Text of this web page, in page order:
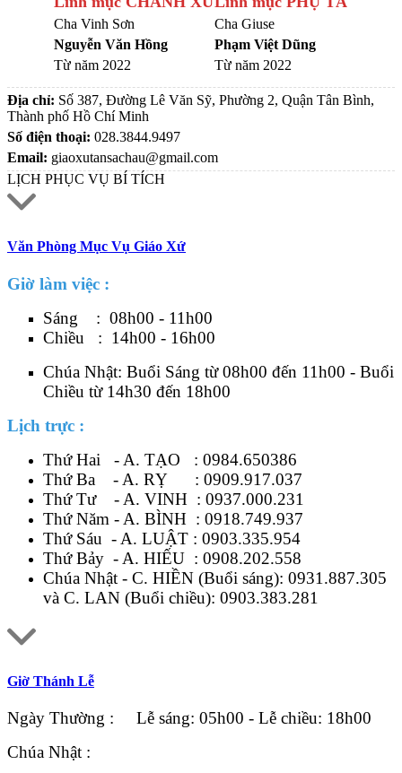
Cha Vinh Sơn
Nguyễn Văn Hồng
Từ năm 2022
Cha Giuse
Phạm Việt Dũng
Từ năm 2022
Địa chỉ: Số 387, Đường Lê Văn Sỹ, Phường 2, Quận Tân Bình,
Thành phố Hồ Chí Minh
Số điện thoại: 028.3844.9497
Email: giaoxutansachau@gmail.com
LỊCH PHỤC VỤ BÍ TÍCH
Văn Phòng Mục Vụ Giáo Xứ
Giờ làm việc :
Sáng : 08h00 - 11h00
Chiều : 14h00 - 16h00
Chúa Nhật: Buổi Sáng từ 08h00 đến 11h00 - Buổi
Chiều từ 14h30 đến 18h00
Lịch trực :
Thứ Hai - A. TẠO : 0984.650386
Thứ Ba - A. RỴ : 0909.917.037
Thứ Tư - A. VINH : 0937.000.231
Thứ Năm - A. BÌNH : 0918.749.937
Thứ Sáu - A. LUẬT : 0903.335.954
Thứ Bảy - A. HIẾU : 0908.202.558
Chúa Nhật - C. HIỀN (Buổi sáng): 0931.887.305
và C. LAN (Buổi chiều): 0903.383.281
Giờ Thánh Lễ
Ngày Thường : Lễ sáng: 05h00 - Lễ chiều: 18h00
Chúa Nhật :